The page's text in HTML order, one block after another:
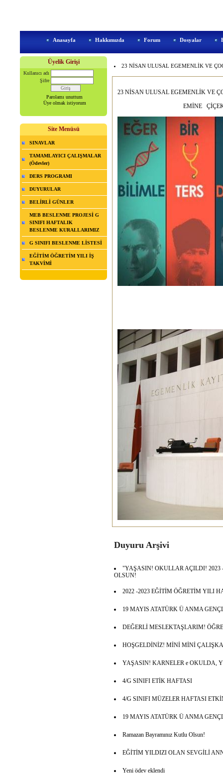
Anasayfa Hakkımızda Forum Dosyalar
Üyelik Girişi
Kullanıcı adı
Şifre
Parolamı unuttum
Üye olmak istiyorum
Site Menüsü
SINAVLAR
TAMAMLAYICI ÇALIŞMALAR
(Ödevler)
DERS PROGRAMI
DUYURULAR
BELİRLİ GÜNLER
MEB BESLENME PROJESİ G
SINIFI HAFTALIK
BESLENME KURALLARIMIZ
G SINIFI BESLENME LİSTESİ
EĞİTİM ÖĞRETİM YILI İŞ
TAKVİMİ
23 NİSAN ULUSAL EGEMENLİK VE
23 NİSAN ULUSAL EGEMENLİK VE
EMİNE ÇİÇEK
Duyuru Arşivi
"YAŞASIN! OKULLAR AÇILDI! 2023
OLSUN!
2022 -2023 EĞİTİM ÖĞRETİM YILI
19 MAYIS ATATÜRK Ü ANMA
DEĞERLİ MESLEKTAŞLARIM!
HOŞGELDİNİZ! MİNİ MİNİ
YAŞASIN! KARNELER e OKULDA,
4/G SINIFI ETİK HAFTASI
4/G SINIFI MÜZELER HAFTASI
19 MAYIS ATATÜRK Ü ANMA
Ramazan Bayramınız Kutlu Olsun!
EĞİTİM YILDIZI OLAN SEVGİLİ
Yeni ödev eklendi